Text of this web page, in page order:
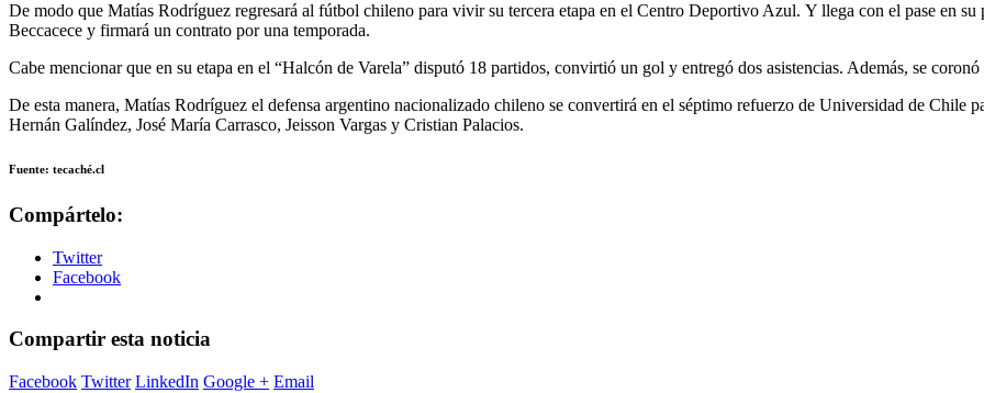
De modo que Matías Rodríguez regresará al fútbol chileno para vivir su tercera etapa en el Centro Deportivo Azul. Y llega con el pase en su
Beccacece y firmará un contrato por una temporada.
Cabe mencionar que en su etapa en el “Halcón de Varela” disputó 18 partidos, convirtió un gol y entregó dos asistencias. Además, se
De esta manera, Matías Rodríguez el defensa argentino nacionalizado chileno se convertirá en el séptimo refuerzo de Universidad de Chile
Hernán Galíndez, José María Carrasco, Jeisson Vargas y Cristian Palacios.
Fuente: tecaché.cl
Compártelo:
Twitter
Facebook
Compartir esta noticia
Facebook Twitter LinkedIn Google + Email